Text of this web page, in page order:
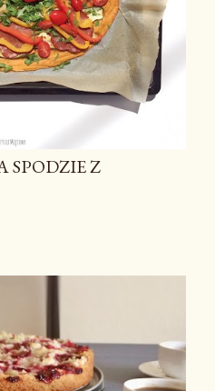
SPODZIE Z